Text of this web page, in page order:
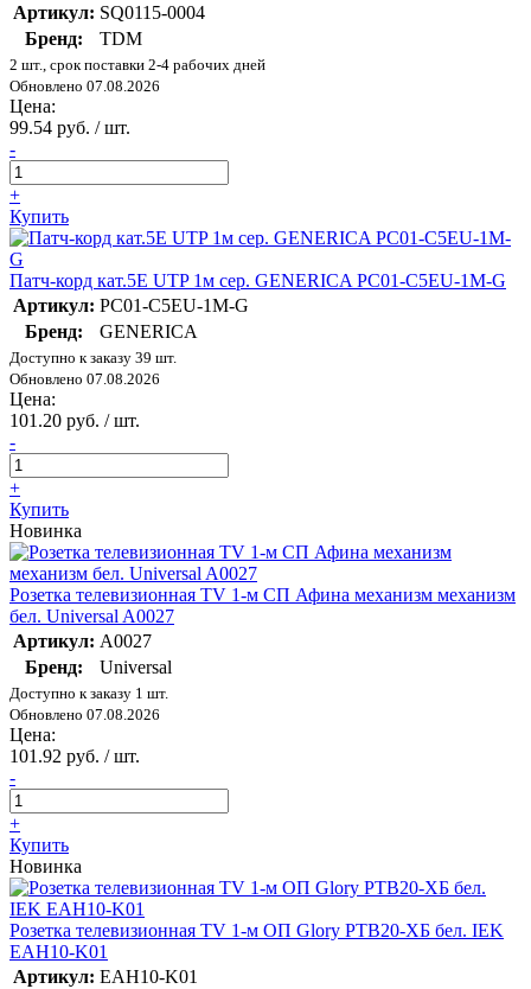
Артикул: SQ0115-0004
Бренд:
TDM
2 шт., срок поставки 2-4 рабочих дней
Обновлено 07.08.2026
Цена:
99.54 руб. / шт.
-
+
Купить
Патч-корд кат.5E UTP 1м сер. GENERICA PC01-C5EU-1M-G
Артикул: PC01-C5EU-1M-G
Бренд:
GENERICA
Доступно к заказу 39 шт.
Обновлено 07.08.2026
Цена:
101.20 руб. / шт.
-
+
Купить
Новинка
Розетка телевизионная TV 1-м СП Афина механизм механизм
бел. Universal A0027
Артикул: A0027
Бренд:
Universal
Доступно к заказу 1 шт.
Обновлено 07.08.2026
Цена:
101.92 руб. / шт.
-
+
Купить
Новинка
Розетка телевизионная TV 1-м ОП Glory РТВ20-ХБ бел. IEK
EAH10-K01
Артикул: EAH10-K01